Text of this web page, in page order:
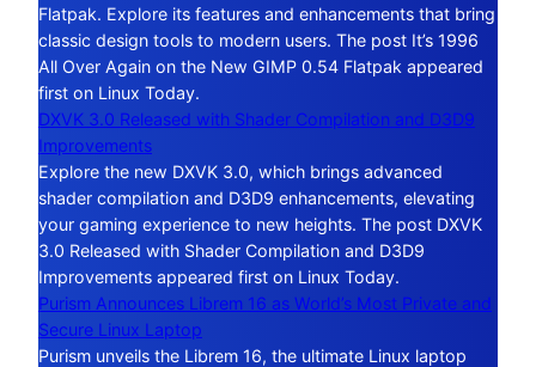
Flatpak. Explore its features and enhancements that bring
classic design tools to modern users. The post It’s 1996
All Over Again on the New GIMP 0.54 Flatpak appeared
first on Linux Today.
DXVK 3.0 Released with Shader Compilation and D3D9
Improvements
Explore the new DXVK 3.0, which brings advanced
shader compilation and D3D9 enhancements, elevating
your gaming experience to new heights. The post DXVK
3.0 Released with Shader Compilation and D3D9
Improvements appeared first on Linux Today.
Purism Announces Librem 16 as World’s Most Private and
Secure Linux Laptop
Purism unveils the Librem 16, the ultimate Linux laptop